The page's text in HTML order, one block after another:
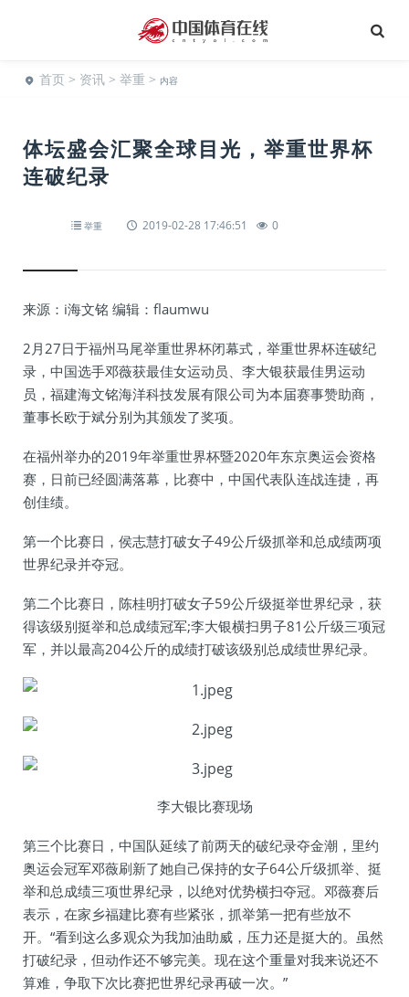
首页 > 资讯 > 举重 > 内容
体坛盛会汇聚全球目光，举重世界杯
连破纪录
举重 2019-02-28 17:46:51 0
来源：i海文铭 编辑：flaumwu
2月27日于福州马尾举重世界杯闭幕式，举重世界杯连破纪
录，中国选手邓薇获最佳女运动员、李大银获最佳男运动
员，福建海文铭海洋科技发展有限公司为本届赛事赞助商，
董事长欧于斌分别为其颁发了奖项。
在福州举办的2019年举重世界杯暨2020年东京奥运会资格
赛，日前已经圆满落幕，比赛中，中国代表队连战连捷，再
创佳绩。
第一个比赛日，侯志慧打破女子49公斤级抓举和总成绩两项
世界纪录并夺冠。
第二个比赛日，陈桂明打破女子59公斤级挺举世界纪录，获
得该级别挺举和总成绩冠军;李大银横扫男子81公斤级三项冠
军，并以最高204公斤的成绩打破该级别总成绩世界纪录。
李大银比赛现场
第三个比赛日，中国队延续了前两天的破纪录夺金潮，里约
奥运会冠军邓薇刷新了她自己保持的女子64公斤级抓举、挺
举和总成绩三项世界纪录，以绝对优势横扫夺冠。邓薇赛后
表示，在家乡福建比赛有些紧张，抓举第一把有些放不
开。“看到这么多观众为我加油助威，压力还是挺大的。虽然
打破纪录，但动作还不够完美。现在这个重量对我来说还不
算难，争取下次比赛把世界纪录再破一次。”